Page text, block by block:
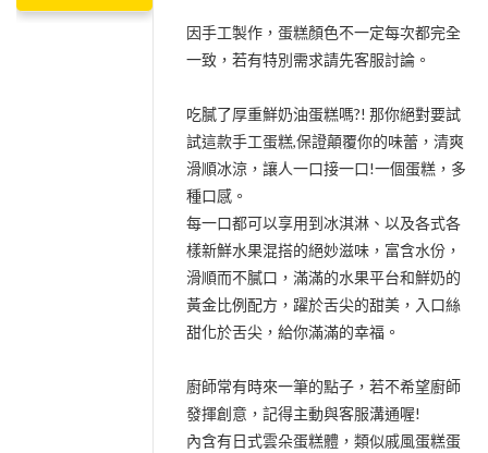
因手工製作，蛋糕顏色不一定每次都完全
一致，若有特別需求請先客服討論。
吃膩了厚重鮮奶油蛋糕嗎?! 那你絕對要試
試這款手工蛋糕,保證顛覆你的味蕾，清爽
滑順冰涼，讓人一口接一口!一個蛋糕，多
種口感。
每一口都可以享用到冰淇淋、以及各式各
樣新鮮水果混搭的絕妙滋味，富含水份，
滑順而不膩口，滿滿的水果平台和鮮奶的
黃金比例配方，躍於舌尖的甜美，入口絲
甜化於舌尖，給你滿滿的幸福。
廚師常有時來一筆的點子，若不希望廚師
發揮創意，記得主動與客服溝通喔!
內含有日式雲朵蛋糕體，類似戚風蛋糕蛋